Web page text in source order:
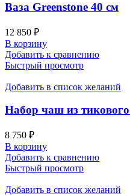
Ваза Greenstone 40 см
12 850 ₽
В корзину
Добавить к сравнению
Быстрый просмотр
Добавить в список желаний
Набор чаш из тикового
8 750 ₽
В корзину
Добавить к сравнению
Быстрый просмотр
Добавить в список желаний